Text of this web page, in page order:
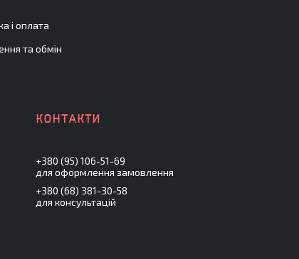
і оплата
та обмін
+380 (95) 106-51-69
для оформлення замовлення
+380 (68) 381-30-58
для консультацій